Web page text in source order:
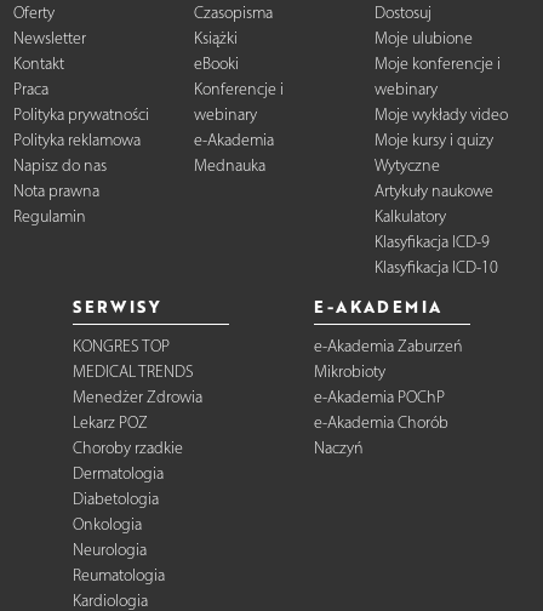
Oferty
Newsletter
Kontakt
Praca
Polityka prywatności
Polityka reklamowa
Napisz do nas
Nota prawna
Regulamin
Czasopisma
Książki
eBooki
Konferencje i
webinary
e-Akademia
Mednauka
Dostosuj
Moje ulubione
Moje konferencje i
webinary
Moje wykłady video
Moje kursy i quizy
Wytyczne
Artykuły naukowe
Kalkulatory
Klasyfikacja ICD-9
Klasyfikacja ICD-10
SERWISY
KONGRES TOP
MEDICAL TRENDS
Menedżer Zdrowia
Lekarz POZ
Choroby rzadkie
Dermatologia
Diabetologia
Onkologia
Neurologia
Reumatologia
Kardiologia
E-AKADEMIA
e-Akademia Zaburzeń
Mikrobioty
e-Akademia POChP
e-Akademia Chorób
Naczyń